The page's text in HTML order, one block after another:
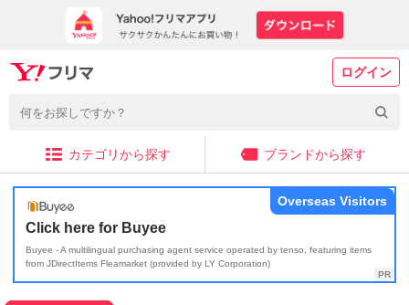
ログイン
カテゴリから探す ブランドから探す
Click here for Buyee
Buyee - A multilingual purchasing agent service operated by tenso, featuring items
from JDirectItems Fleamarket (provided by LY Corporation)
Overseas Visitors